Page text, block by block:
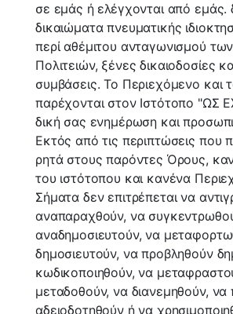
σε εμάς ή ελέγχονται από εμάς.
δικαιώματα πνευματικής
περί αθέμιτου ανταγωνισμού
Πολιτειών, ξένες δικαιοδοσίες
συμβάσεις. Το Περιεχόμενο και
παρέχονται στον Ιστότοπο "ΩΣ
δική σας ενημέρωση και
Εκτός από τις περιπτώσεις που
ρητά στους παρόντες Όρους,
του ιστότοπου και κανένα
Σήματα δεν επιτρέπεται να
αναπαραχθούν, να
αναδημοσιευτούν, να
δημοσιευτούν, να προβληθούν
κωδικοποιηθούν, να
μεταδοθούν, να διανεμηθούν,
αδειοδοτηθούν ή να